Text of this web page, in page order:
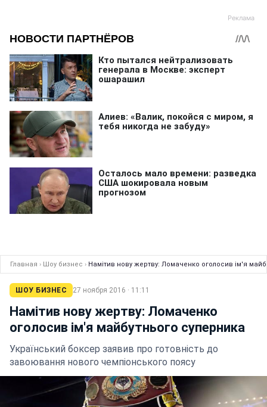
Главная › Шоу бизнес › Намітив нову жертву: Ломаченко оголосив ім'я
ШОУ БИЗНЕС 27 ноября 2016 · 11:11
Намітив нову жертву: Ломаченко
оголосив ім'я майбутнього суперника
Український боксер заявив про готовність до
завоювання нового чемпіонського поясу